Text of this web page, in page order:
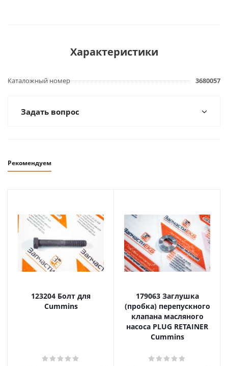
Характеристики
Каталожный номер 3680057
Задать вопрос
Рекомендуем
123204 Болт для
Cummins
179063 Заглушка
(пробка) перепускного
клапана масляного
насоса PLUG RETAINER
Cummins